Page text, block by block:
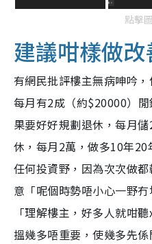
點擊
建議咁樣做改
有網民批評樓主無病呻吟
每月有2成（約$20000）
果要好好規劃退休，每月
休，每月2萬，做多10年
任何投資野，因為次次做
意「呢個時勢唔小心一野
「理解樓主，好多人就咁
搵幾多唔重要，使幾多先係